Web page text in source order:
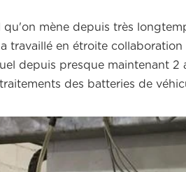
mène depuis très
travaillé en étroite
depuis presque maintenant
des batteries de